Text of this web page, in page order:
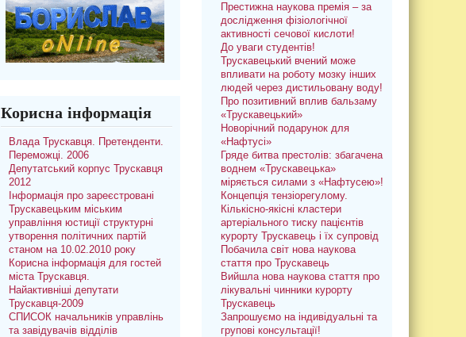
Корисна інформація
Влада Трускавця. Претенденти.
Переможці. 2006
Депутатський корпус Трускавця
2012
Інформація про зареєстровані
Трускавецьким міським
управління юстиції структурні
утворення політичних партій
станом на 10.02.2010 року
Корисна інформація для гостей
міста Трускавця.
Найактивніші депутати
Трускавця-2009
СПИСОК начальників управлінь
та завідувачів відділів
Престижна наукова премія – за
дослідження фізіологічної
активності сечової кислоти!
До уваги студентів!
Трускавецький вчений може
впливати на роботу мозку інших
людей через дистильовану воду!
Про позитивний вплив бальзаму
«Трускавецький»
Новорічний подарунок для
«Нафтусі»
Гряде битва престолів: збагачена
воднем «Трускавецька»
міряється силами з «Нафтусею»!
Концепція тензіорегулому.
Кількісно-якісні кластери
артеріального тиску пацієнтів
курорту Трускавець і їх супровід
Побачила світ нова наукова
стаття про Трускавець
Вийшла нова наукова стаття про
лікувальні чинники курорту
Трускавець
Запрошуємо на індивідуальні та
групові консультації!